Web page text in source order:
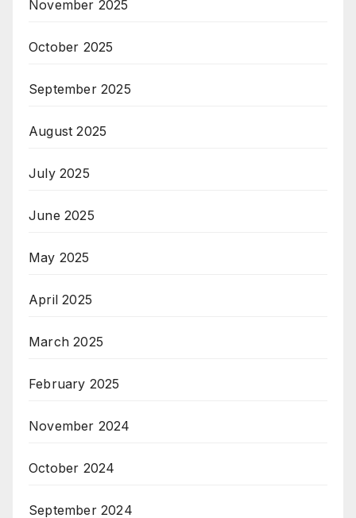
November 2025
October 2025
September 2025
August 2025
July 2025
June 2025
May 2025
April 2025
March 2025
February 2025
November 2024
October 2024
September 2024